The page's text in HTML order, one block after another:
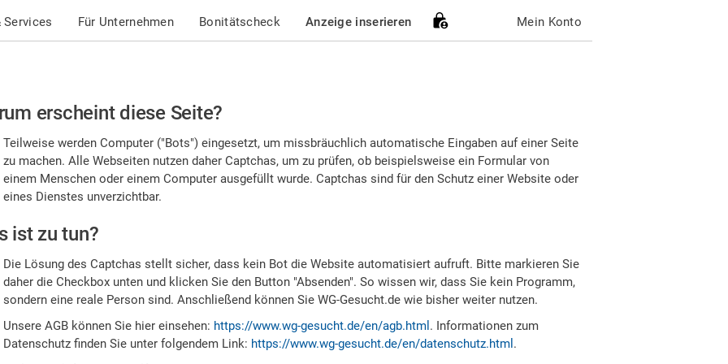
Services Für Unternehmen Bonitätscheck Anzeige inserieren Mein Konto
erscheint diese Seite?
Teilweise werden Computer ("Bots") eingesetzt, um missbräuchlich automatische Eingaben auf einer Seite
zu machen. Alle Webseiten nutzen daher Captchas, um zu prüfen, ob beispielsweise ein Formular von
einem Menschen oder einem Computer ausgefüllt wurde. Captchas sind für den Schutz einer Website oder
eines Dienstes unverzichtbar.
ist zu tun?
Die Lösung des Captchas stellt sicher, dass kein Bot die Website automatisiert aufruft. Bitte markieren Sie
daher die Checkbox unten und klicken Sie den Button "Absenden". So wissen wir, dass Sie kein Programm,
sondern eine reale Person sind. Anschließend können Sie WG-Gesucht.de wie bisher weiter nutzen.
Unsere AGB können Sie hier einsehen: https://www.wg-gesucht.de/en/agb.html . Informationen zum
Datenschutz finden Sie unter folgendem Link: https://www.wg-gesucht.de/en/datenschutz.html .